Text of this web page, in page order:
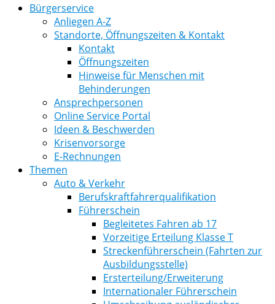
Bürgerservice
Anliegen A-Z
Standorte, Öffnungszeiten & Kontakt
Kontakt
Öffnungszeiten
Hinweise für Menschen mit
Behinderungen
Ansprechpersonen
Online Service Portal
Ideen & Beschwerden
Krisenvorsorge
E-Rechnungen
Themen
Auto & Verkehr
Berufskraftfahrerqualifikation
Führerschein
Begleitetes Fahren ab 17
Vorzeitige Erteilung Klasse T
Streckenführerschein (Fahrten zur
Ausbildungsstelle)
Ersterteilung/Erweiterung
Internationaler Führerschein